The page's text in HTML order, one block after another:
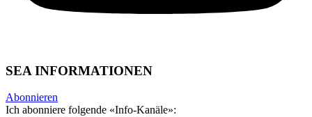
SEA INFORMATIONEN
Abonnieren
Ich abonniere folgende «Info-Kanäle»: